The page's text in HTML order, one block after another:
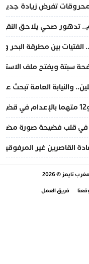
تفرض زيادة
تدهور صحي يلاحق النقيب
بين مطرقة البحر
سبتة ويفتح ملف
في قلب فضيحة صورة
القاصرين غير
تايمز © 2026
فريق العمل